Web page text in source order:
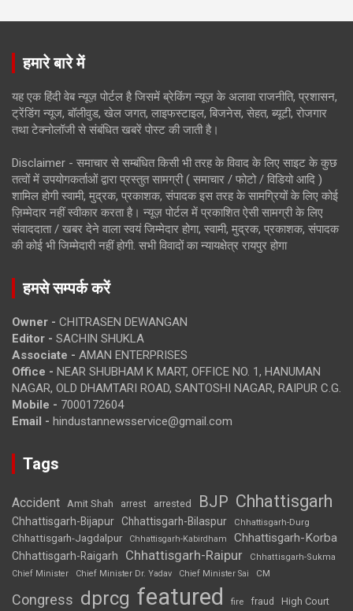
हमारे बारे में
यह एक हिंदी वेब न्यूज़ पोर्टल है जिसमें ब्रेकिंग न्यूज़ के अलावा राजनीति, प्रशासन,
ट्रेंडिंग न्यूज, बॉलीवुड, खेल जगत, लाइफस्टाइल, बिजनेस, सेहत, ब्यूटी, रोजगार
तथा टेक्नोलॉजी से संबंधित खबरें पोस्ट की जाती है।
Disclaimer - समाचार से सम्बंधित किसी भी तरह के विवाद के लिए साइट के कुछ
तत्वों में उपयोगकर्ताओं द्वारा प्रस्तुत सामग्री ( समाचार / फोटो / विडियो आदि )
शामिल होगी स्वामी, मुद्रक, प्रकाशक, संपादक इस तरह के सामग्रियों के लिए कोई
ज़िम्मेदार नहीं स्वीकार करता है। न्यूज़ पोर्टल में प्रकाशित ऐसी सामग्री के लिए
संवाददाता / खबर देने वाला स्वयं जिम्मेदार होगा, स्वामी, मुद्रक, प्रकाशक, संपादक
की कोई भी जिम्मेदारी नहीं होगी. सभी विवादों का न्यायक्षेत्र रायपुर होगा
हमसे सम्पर्क करें
Owner - CHITRASEN DEWANGAN
Editor - SACHIN SHUKLA
Associate - AMAN ENTERPRISES
Office - NEAR SHUBHAM K MART, OFFICE NO. 1, HANUMAN
NAGAR, OLD DHAMTARI ROAD, SANTOSHI NAGAR, RAIPUR C.G.
Mobile - 7000172604
Email - hindustannewsservice@gmail.com
Tags
Accident Amit Shah arrest arrested BJP Chhattisgarh
Chhattisgarh-Bijapur Chhattisgarh-Bilaspur Chhattisgarh-Durg
Chhattisgarh-Jagdalpur Chhattisgarh-Kabirdham Chhattisgarh-Korba
Chhattisgarh-Raigarh Chhattisgarh-Raipur
Chhattisgarh-Sukma
Chief Minister
Chief Minister Dr. Yadav Chief Minister Sai CM
Congress dprcg featured fire fraud High Court